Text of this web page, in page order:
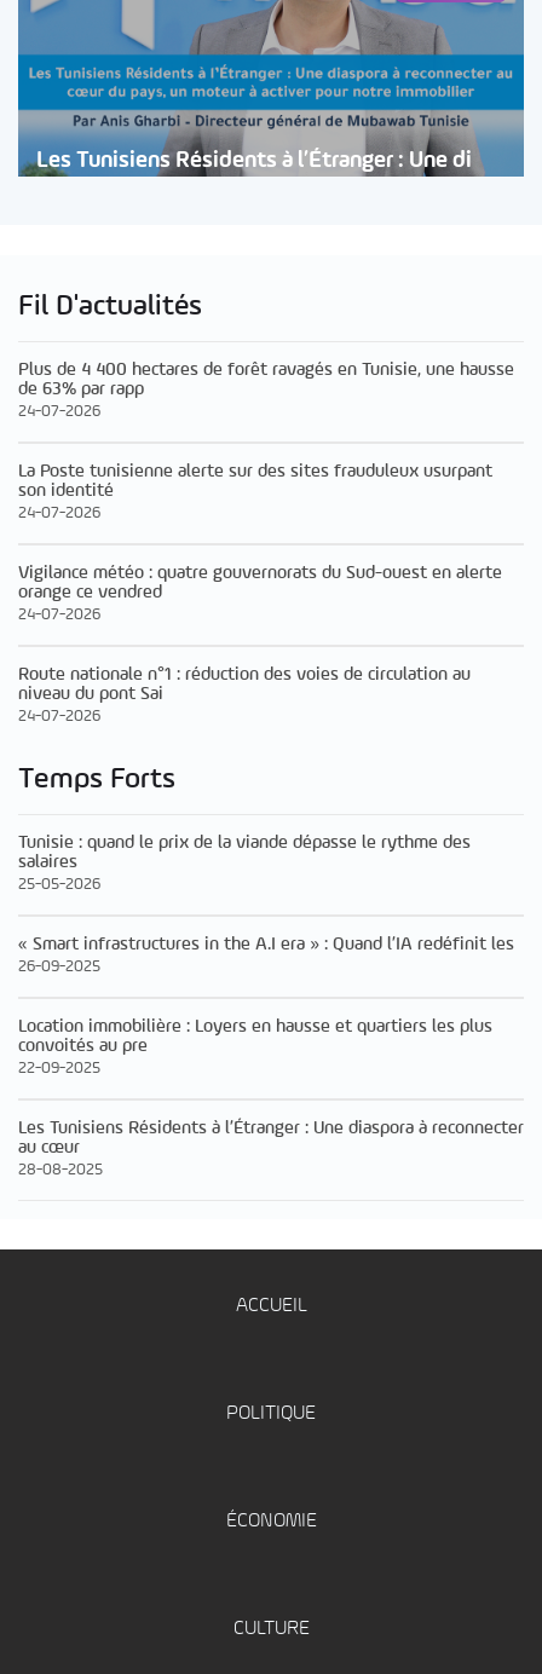
Les Tunisiens Résidents à l’Étranger : Une di
Fil D'actualités
Plus de 4 400 hectares de forêt ravagés en Tunisie, une hausse
de 63% par rapp
24-07-2026
La Poste tunisienne alerte sur des sites frauduleux usurpant
son identité
24-07-2026
Vigilance météo : quatre gouvernorats du Sud-ouest en alerte
orange ce vendred
24-07-2026
Route nationale n°1 : réduction des voies de circulation au
niveau du pont Sai
24-07-2026
Temps Forts
Tunisie : quand le prix de la viande dépasse le rythme des
salaires
25-05-2026
« Smart infrastructures in the A.I era » : Quand l’IA redéfinit les
26-09-2025
Location immobilière : Loyers en hausse et quartiers les plus
convoités au pre
22-09-2025
Les Tunisiens Résidents à l’Étranger : Une diaspora à reconnecter
au cœur
28-08-2025
ACCUEIL
POLITIQUE
ÉCONOMIE
CULTURE